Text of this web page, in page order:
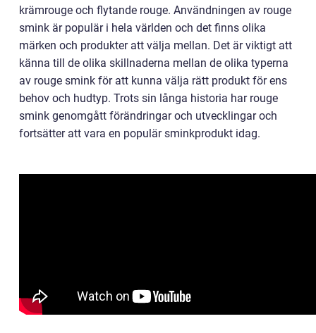
krämrouge och flytande rouge. Användningen av rouge
smink är populär i hela världen och det finns olika
märken och produkter att välja mellan. Det är viktigt att
känna till de olika skillnaderna mellan de olika typerna
av rouge smink för att kunna välja rätt produkt för ens
behov och hudtyp. Trots sin långa historia har rouge
smink genomgått förändringar och utvecklingar och
fortsätter att vara en populär sminkprodukt idag.